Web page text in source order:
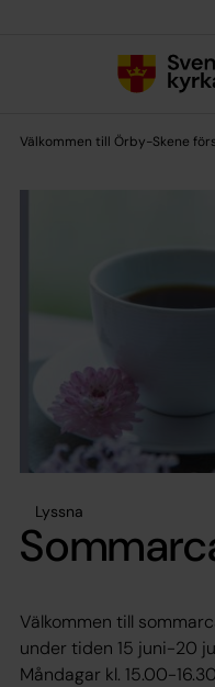
Välkommen till Örby-Skene
Lyssna
Välkommen till
under tiden 15 juni-20
Måndagar kl. 15.00-